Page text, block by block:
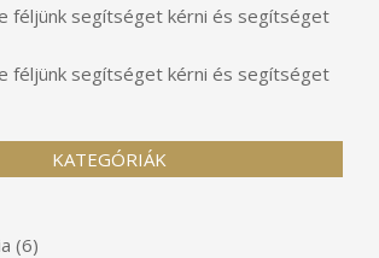
féljünk segítséget kérni és segítséget
féljünk segítséget kérni és segítséget
KATEGÓRIÁK
(6)